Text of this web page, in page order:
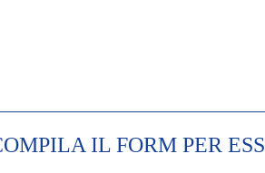
IL FORM PER